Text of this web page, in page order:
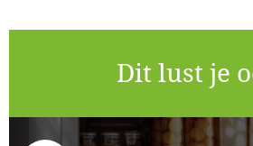
Dit lust je